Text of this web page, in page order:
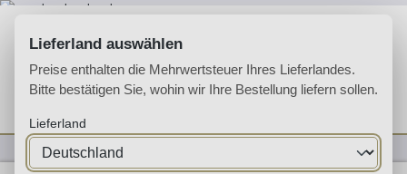
Du hast 0
Lieferland auswählen
Preise enthalten die Mehrwertsteuer Ihres Lieferlandes.
Bitte bestätigen Sie, wohin wir Ihre Bestellung liefern sollen.
Lieferland